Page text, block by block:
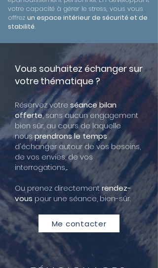
votre capacité à gérer le stress, vous vous
offrez un espace intérieur de sécurité et de
stabilité.
Vous souhaitez échanger sur
votre thématique ?
Réservez votre séance bilan
offerte, sans aucun engagement
bien sûr, au cours de laquelle
nousprendrons le temps
d'échanger autour de vos besoins,
de vos envies, de vos
interrogations,...
Ou prenez directementrendez-
vous pour une séance, bien-sûr.
Me contacter